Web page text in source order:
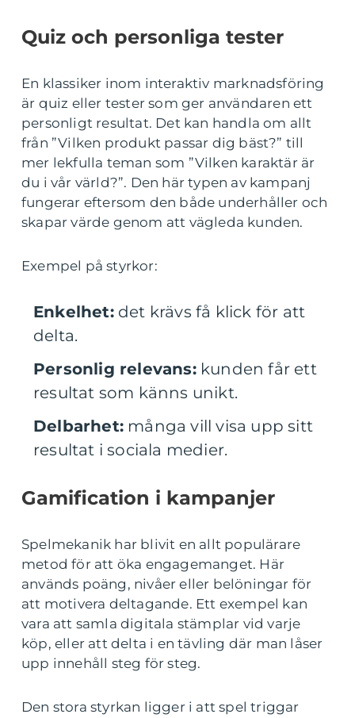
Quiz och personliga tester
En klassiker inom interaktiv marknadsföring
är quiz eller tester som ger användaren ett
personligt resultat. Det kan handla om allt
från ”Vilken produkt passar dig bäst?” till
mer lekfulla teman som ”Vilken karaktär är
du i vår värld?”. Den här typen av kampanj
fungerar eftersom den både underhåller och
skapar värde genom att vägleda kunden.
Exempel på styrkor:
Enkelhet:det krävs få klick för att
delta.
Personlig relevans:kunden får ett
resultat som känns unikt.
Delbarhet: många vill visa upp sitt
resultat i sociala medier.
Gamification i kampanjer
Spelmekanik har blivit en allt populärare
metod för att öka engagemanget. Här
används poäng, nivåer eller belöningar för
att motivera deltagande. Ett exempel kan
vara att samla digitala stämplar vid varje
köp, eller att delta i en tävling där man låser
upp innehåll steg för steg.
Den stora styrkan ligger i att spel triggar